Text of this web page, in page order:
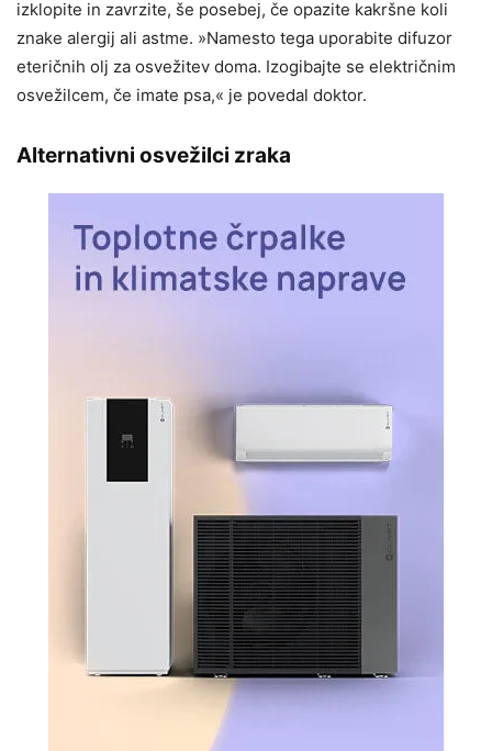
izklopite in zavrzite, še posebej, če opazite kakršne koli
znake alergij ali astme. »Namesto tega uporabite difuzor
eteričnih olj za osvežitev doma. Izogibajte se električnim
osvežilcem, če imate psa,« je povedal doktor.
Alternativni osvežilci zraka